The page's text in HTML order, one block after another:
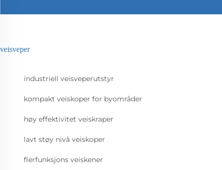
veisveper
industriell veisveperutstyr
kompakt veiskoper for byområder
høy effektivitet veiskraper
lavt støy nivå veiskoper
flerfunksjons veiskener